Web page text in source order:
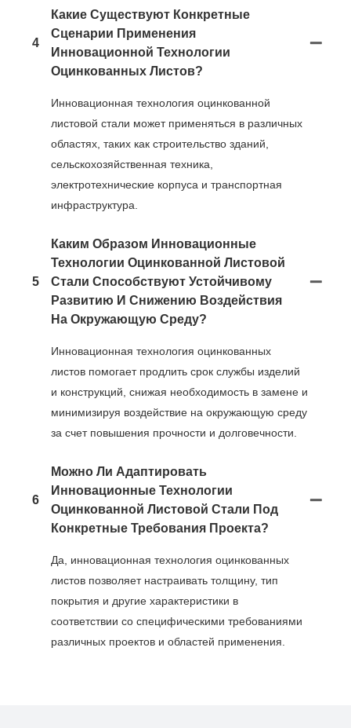
4
Какие Существуют Конкретные
Сценарии Применения
Инновационной Технологии
Оцинкованных Листов?
Инновационная технология оцинкованной
листовой стали может применяться в различных
областях, таких как строительство зданий,
сельскохозяйственная техника,
электротехнические корпуса и транспортная
инфраструктура.
5
Каким Образом Инновационные
Технологии Оцинкованной Листовой
Стали Способствуют Устойчивому
Развитию И Снижению Воздействия
На Окружающую Среду?
Инновационная технология оцинкованных
листов помогает продлить срок службы изделий
и конструкций, снижая необходимость в замене и
минимизируя воздействие на окружающую среду
за счет повышения прочности и долговечности.
6
Можно Ли Адаптировать
Инновационные Технологии
Оцинкованной Листовой Стали Под
Конкретные Требования Проекта?
Да, инновационная технология оцинкованных
листов позволяет настраивать толщину, тип
покрытия и другие характеристики в
соответствии со специфическими требованиями
различных проектов и областей применения.